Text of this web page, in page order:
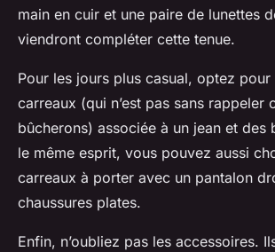
main en cuir et une paire de lunettes
viendront compléter cette tenue.
Pour les jours plus casual, optez pour
carreaux (qui n’est pas sans rappeler
bûcherons) associée à un jean et des
le même esprit, vous pouvez aussi
carreaux à porter avec un pantalon
chaussures plates.
Enfin, n’oubliez pas les accessoires.